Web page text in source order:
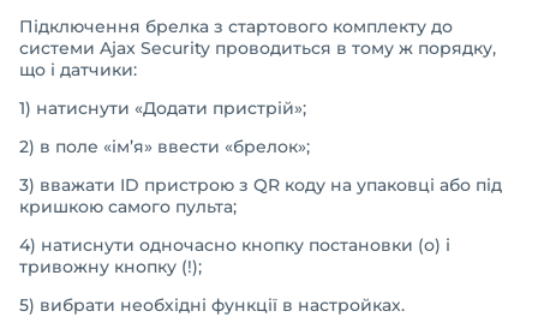
Підключення брелка з стартового комплекту до
системи Ajax Security проводиться в тому ж порядку,
що і датчики:
1) натиснути «Додати пристрій»;
2) в поле «ім’я» ввести «брелок»;
3) вважати ID пристрою з QR коду на упаковці або під
кришкою самого пульта;
4) натиснути одночасно кнопку постановки (o) і
тривожну кнопку (!);
5) вибрати необхідні функції в настройках.